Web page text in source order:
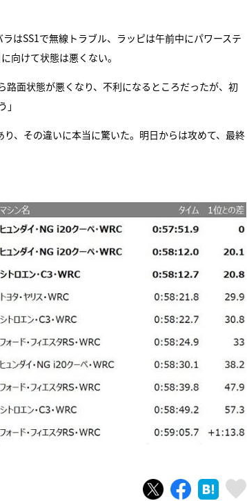
はSS1で無線トラブル、ラッピは午前中にパワーステ
向けて状態は悪くない。
面状態が悪くなり、不利になるところだったが、初
、その違いに本当に驚いた。明日からは攻めて、最終
ツイートシェア はてブ